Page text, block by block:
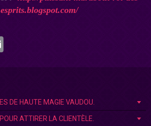
esprits.blogspot.com/
DE HAUTE MAGIE VAUDOU.
ATTIRER LA CLIENTÈLE.